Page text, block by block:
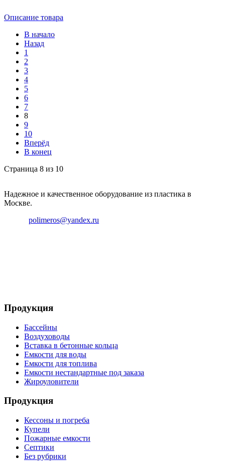
Описание товара
В начало
Назад
1
2
3
4
5
6
7
8
9
10
Вперёд
В конец
Страница 8 из 10
Надежное и качественное оборудование из пластика в
Москве.
polimeros@yandex.ru
Продукция
Бассейны
Воздуховоды
Вставка в бетонные кольца
Емкости для воды
Емкости для топлива
Емкости нестандартные под заказа
Жироуловители
Продукция
Кессоны и погреба
Купели
Пожарные емкости
Септики
Без рубрики